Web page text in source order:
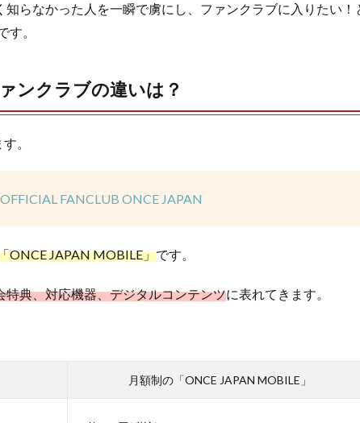
らなかった人を一瞬で虜にし、ファンクラブに入りたい！
。
ンクラブの違いは？
。
FANCLUB ONCE JAPAN
ONCE JAPAN MOBILE」です。
特典、対応機器、デジタルコンテンツに表れてきます。
月額制の「ONCE JAPAN MOBILE」